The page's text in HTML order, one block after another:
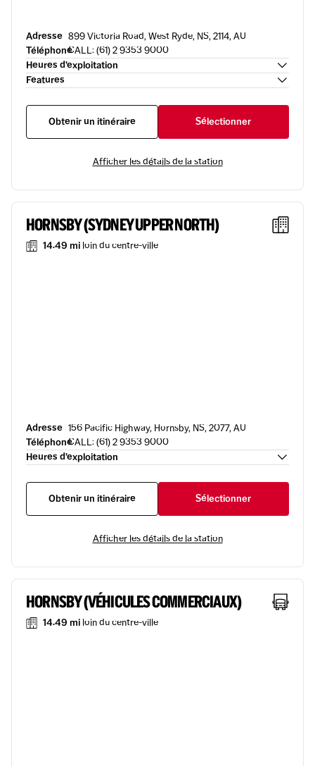
Adresse 899 Victoria Road, West Ryde, NS, 2114, AU
TéléphoneCALL: (61) 2 9353 9000
Heures d’exploitation
Features
Obtenir un itinéraire Sélectionner
Afficher les détails de la station
HORNSBY (SYDNEY UPPER NORTH)
14.49 mi loin du centre-ville
Adresse 156 Pacific Highway, Hornsby, NS, 2077, AU
TéléphoneCALL: (61) 2 9353 9000
Heures d’exploitation
Obtenir un itinéraire Sélectionner
Afficher les détails de la station
HORNSBY (VÉHICULES COMMERCIAUX)
14.49 mi loin du centre-ville